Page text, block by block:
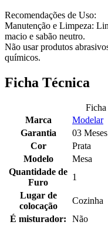
Recomendações de Uso:
Manutenção e Limpeza:
macio e sabão neutro.
Não usar produtos
químicos.
Ficha Técnica
Marca
Modelar
Garantia
03 Meses
Cor
Prata
Modelo
Mesa
Quantidade de
Furo
1
Lugar de
colocação
Cozinha
É misturador:
Não